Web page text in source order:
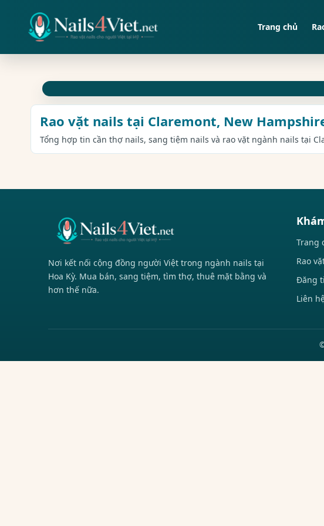
Trang chủ
Rao vặt nails tại Claremont, New
Tổng hợp tin cần thợ nails, sang tiệm nails và rao vặt ngành nails tại
Nơi kết nối cộng đồng người Việt trong ngành nails tại
Hoa Kỳ. Mua bán, sang tiệm, tìm thợ, thuê mặt bằng và
hơn thế nữa.
Trang
Rao
Đăng
Liên